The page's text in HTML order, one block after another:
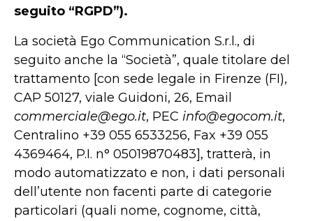
seguito “RGPD”).
La società Ego Communication S.r.l., di
seguito anche la “Società”, quale titolare del
trattamento [con sede legale in Firenze (FI),
CAP 50127, viale Guidoni, 26, Email
commerciale@ego.it, PEC info@egocom.it,
Centralino +39 055 6533256, Fax +39 055
4369464, P.I. n° 05019870483], tratterà, in
modo automatizzato e non, i dati personali
dell’utente non facenti parte di categorie
particolari (quali nome, cognome, città,